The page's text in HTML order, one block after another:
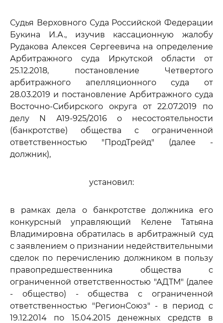
Судья Верховного Суда Российской Федерации
Букина И.А., изучив кассационную жалобу
Рудакова Алексея Сергеевича на определение
Арбитражного суда Иркутской области от
25.12.2018, постановление Четвертого
арбитражного апелляционного суда от
28.03.2019 и постановление Арбитражного суда
Восточно-Сибирского округа от 22.07.2019 по
делу N А19-925/2016 о несостоятельности
(банкротстве) общества с ограниченной
ответственностью "ПродТрейд" (далее -
должник),
установил:
в рамках дела о банкротстве должника его
конкурсный управляющий Келене Татьяна
Владимировна обратилась в арбитражный суд
с заявлением о признании недействительными
сделок по перечислению должником в пользу
правопредшественника общества с
ограниченной ответственностью "АДТМ" (далее
- общество) - общества с ограниченной
ответственностью "РегионСоюз" - в период с
19.12.2014 по 15.04.2015 денежных средств в